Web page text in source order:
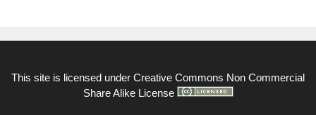
This site is licensed under Creative Commons Non Commercial
Share Alike License